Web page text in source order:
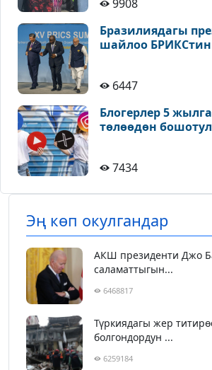
9908
Бразилиядагы
шайлоо
6447
Блогерлер 5
төлөөдөн
7434
Эң көп окулгандар
АКШ президенти Джо
саламаттыгын...
6468817
Түркиядагы жер
болгондордун ...
6259184